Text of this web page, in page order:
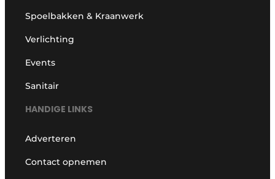
Spoelbakken & Kraanwerk
Verlichting
Events
Sanitair
HANDIGE LINKS
Adverteren
Contact opnemen